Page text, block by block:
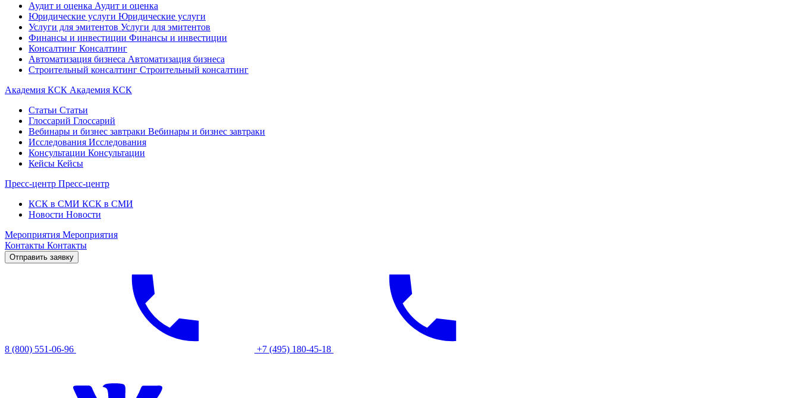
Аудит и оценка Аудит и оценка
Юридические услуги Юридические услуги
Услуги для эмитентов Услуги для эмитентов
Финансы и инвестиции Финансы и инвестиции
Консалтинг Консалтинг
Автоматизация бизнеса Автоматизация бизнеса
Строительный консалтинг Строительный консалтинг
Академия КСК Академия КСК
Статьи Статьи
Глоссарий Глоссарий
Вебинары и бизнес завтраки Вебинары и бизнес завтраки
Исследования Исследования
Консультации Консультации
Кейсы Кейсы
Пресс-центр Пресс-центр
КСК в СМИ КСК в СМИ
Новости Новости
Мероприятия Мероприятия
Контакты Контакты
Отправить заявку
8 (800) 551-06-96 +7 (495) 180-45-18